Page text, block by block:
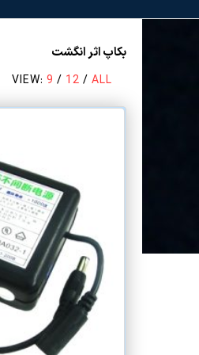
بکاپ اثر انگشت
VIEW: 9 / 12 / ALL